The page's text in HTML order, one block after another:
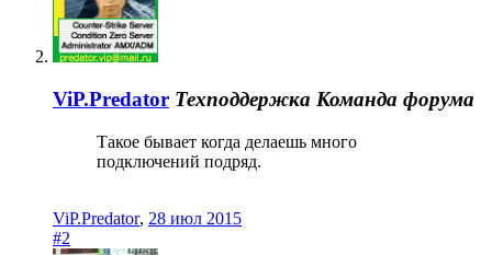
ViP.Predator Техподдержка Команда форума
Такое бывает когда делаешь много
подключений подряд.
ViP.Predator, 28 июл 2015
#2